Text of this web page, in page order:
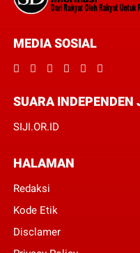
MEDIA SOSIAL
SUARA INDEPENDEN
SIJI.OR.ID
HALAMAN
Redaksi
Kode Etik
Disclamer